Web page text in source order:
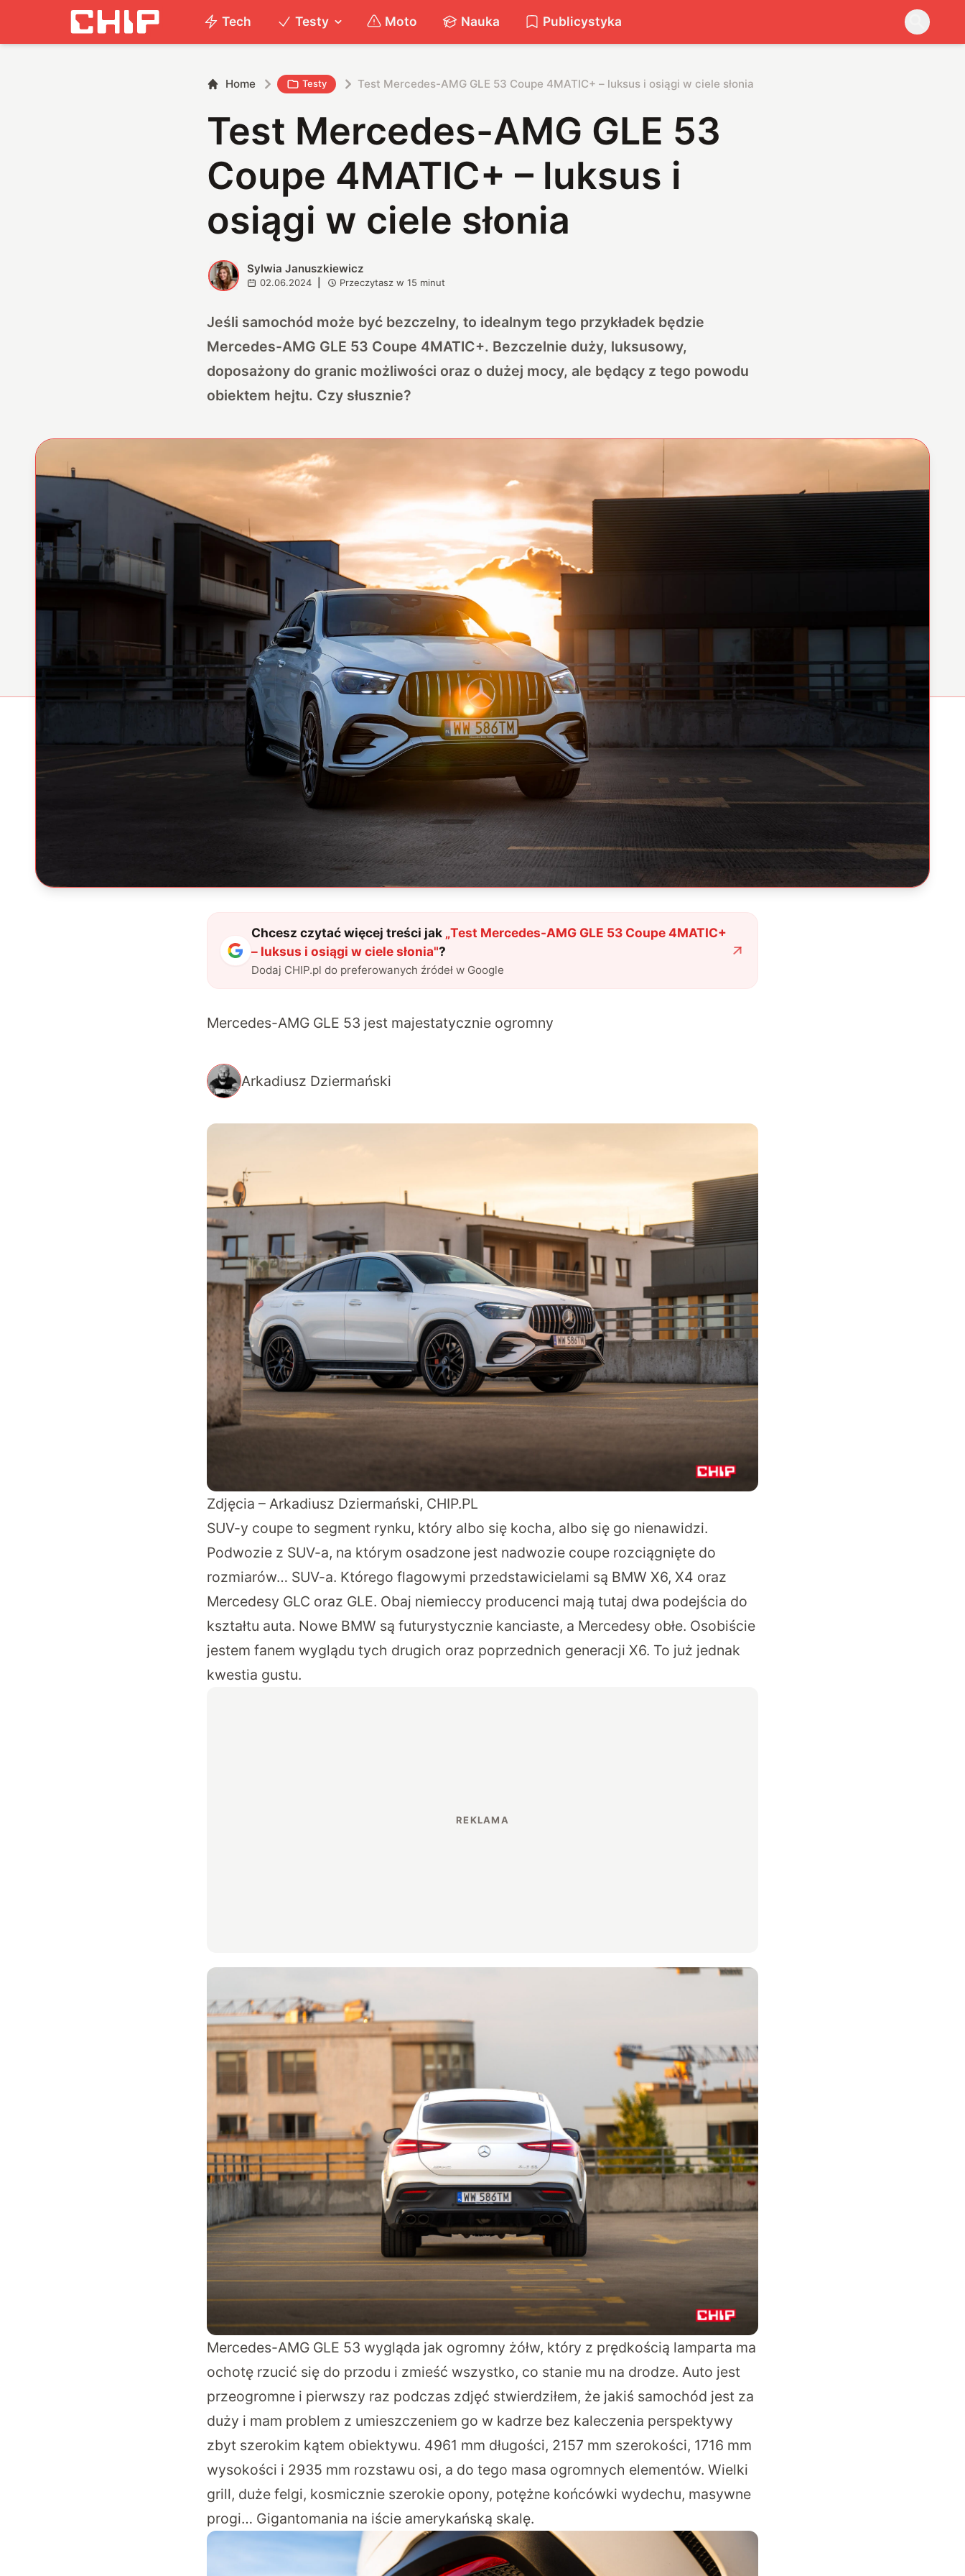
Tech Testy Moto Nauka Publicystyka
Home Testy Test Mercedes-AMG GLE 53 Coupe 4MATIC+ – luksus i osiągi w ciele słonia
Test Mercedes-AMG GLE 53
Coupe 4MATIC+ – luksus i
osiągi w ciele słonia
S Sylwia Januszkiewicz
02.06.2024 Przeczytasz w15 minut
Jeśli samochód może być bezczelny, to idealnym tego przykładek będzie
Mercedes-AMG GLE 53 Coupe 4MATIC+. Bezczelnie duży, luksusowy,
doposażony do granic możliwości oraz o dużej mocy, ale będący z tego powodu
obiektem hejtu. Czy słusznie?
Chcesz czytać więcej treści jak „Test Mercedes-AMG GLE 53 Coupe 4MATIC+
– luksus i osiągi w ciele słonia"?
Dodaj CHIP.pl do preferowanych źródeł w Google
Mercedes-AMG GLE 53 jest majestatycznie ogromny
Arkadiusz Dziermański
Zdjęcia – Arkadiusz Dziermański, CHIP.PL
SUV-y coupe to segment rynku, który albo się kocha, albo się go nienawidzi.
Podwozie z SUV-a, na którym osadzone jest nadwozie coupe rozciągnięte do
rozmiarów… SUV-a. Którego flagowymi przedstawicielami są BMW X6, X4 oraz
Mercedesy GLC oraz GLE. Obaj niemieccy producenci mają tutaj dwa podejścia do
kształtu auta. Nowe BMW są futurystycznie kanciaste, a Mercedesy obłe. Osobiście
jestem fanem wyglądu tych drugich oraz poprzednich generacji X6. To już jednak
kwestia gustu.
Mercedes-AMG GLE 53 wygląda jak ogromny żółw, który z prędkością lamparta ma
ochotę rzucić się do przodu i zmieść wszystko, co stanie mu na drodze. Auto jest
przeogromne i pierwszy raz podczas zdjęć stwierdziłem, że jakiś samochód jest za
duży i mam problem z umieszczeniem go w kadrze bez kaleczenia perspektywy
zbyt szerokim kątem obiektywu. 4961 mm długości, 2157 mm szerokości, 1716 mm
wysokości i 2935 mm rozstawu osi, a do tego masa ogromnych elementów. Wielki
grill, duże felgi, kosmicznie szerokie opony, potężne końcówki wydechu, masywne
progi… Gigantomania na iście amerykańską skalę.